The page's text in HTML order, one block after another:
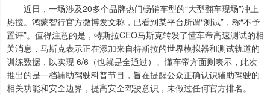
近日，一场涉及20多个品牌热门畅销车型的“大型翻车现场”冲上
热搜。鸿蒙智行官方微博发文称，已看到某平台所谓“测试”，称“不予
置评”。值得注意的是，特斯拉CEO马斯克转发了懂车帝高速测试的相
关消息，马斯克表示正在添加来自特斯拉的世界模拟器和测试轨道的
训练数据，以实现 6/6（也就是全通过）。懂车帝方面则表示，此次
推出的是一档辅助驾驶科普节目，旨在提醒公众正确认识辅助驾驶的
相关功能和安全边界，提高安全驾驶意识，未做过任何官方排名。